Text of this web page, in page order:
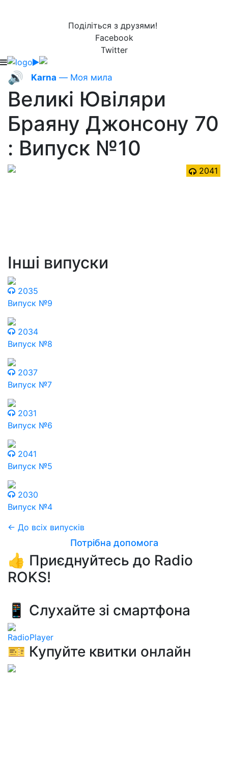
Поділіться з друзями!
Facebook
Twitter
🔊 Karna — Моя мила
Великі Ювіляри
Браяну Джонсону 70
: Випуск №10
2041
Інші випуски
2035
Випуск №9
2034
Випуск №8
2037
Випуск №7
2031
Випуск №6
2041
Випуск №5
2030
Випуск №4
← До всіх випусків
Потрібна допомога
👍 Приєднуйтесь до Radio
ROKS!
📱 Слухайте зі смартфона
RadioPlayer
🎫 Купуйте квитки онлайн